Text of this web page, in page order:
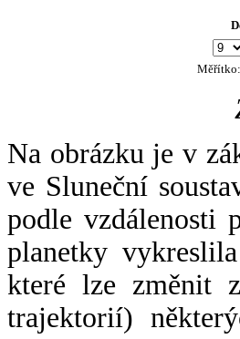
Měřítko:
Na obrázku je v
ve Sluneční
podle vzdálenosti
planetky
které lze změnit
trajektorií)